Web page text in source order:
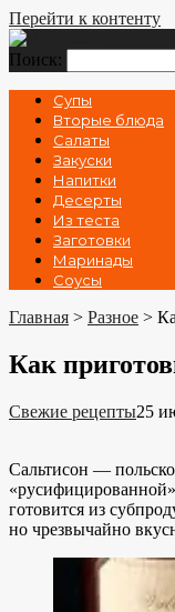
Перейти к контенту
Поиск:
Супы
Вторые блюда
Салаты
Закуски
Напитки
Десерты
Из теста
Заготовки
Маринады
Соусы
Главная > Разное >
Как
Свежие рецепты25
Сальтисон —
готовится из
но чрезвычайно